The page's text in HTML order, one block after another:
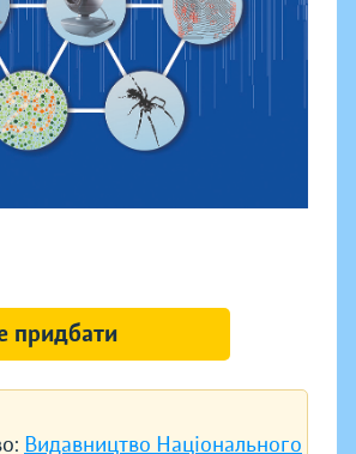
Видавництво Національного
придбати